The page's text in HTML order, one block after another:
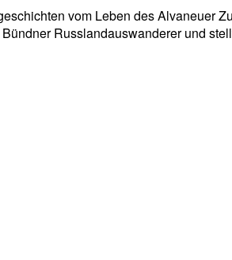
vom Leben des Alvaneuer
Russlandauswanderer und